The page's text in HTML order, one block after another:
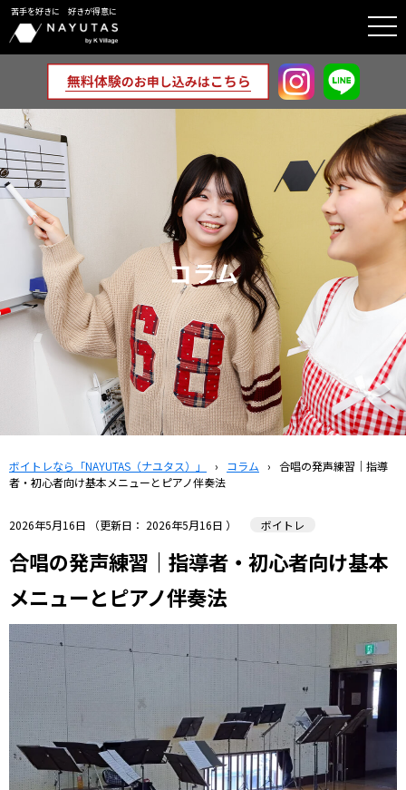
苦手を好きに 好きが得意に
コラム
ボイトレなら「NAYUTAS（ナユタス）」 › コラム › 合唱の発声練習｜指導
者・初心者向け基本メニューとピアノ伴奏法
2026年5月16日 （更新日： 2026年5月16日 ） ボイトレ
合唱の発声練習｜指導者・初心者向け基本
メニューとピアノ伴奏法